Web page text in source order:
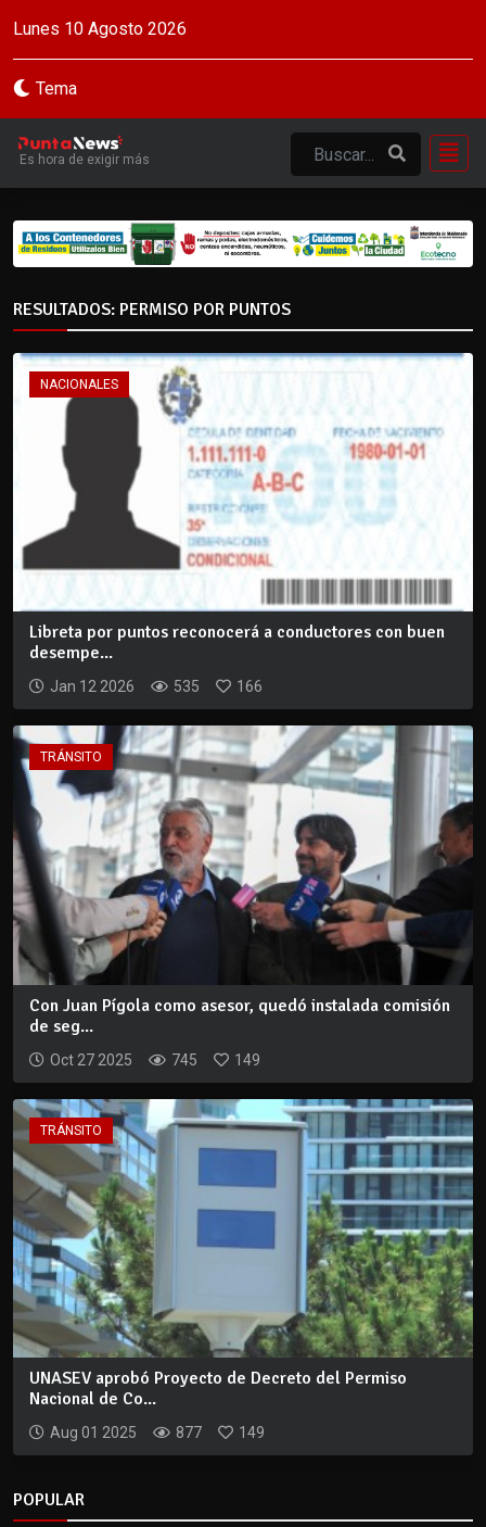
Lunes 10 Agosto 2026
Tema
Es hora de exigir más
RESULTADOS: PERMISO POR PUNTOS
NACIONALES
Libreta por puntos reconocerá a conductores con buen
desempe...
Jan 12 2026 535 166
TRÁNSITO
Con Juan Pígola como asesor, quedó instalada comisión
de seg...
Oct 27 2025 745 149
TRÁNSITO
UNASEV aprobó Proyecto de Decreto del Permiso
Nacional de Co...
Aug 01 2025 877 149
POPULAR